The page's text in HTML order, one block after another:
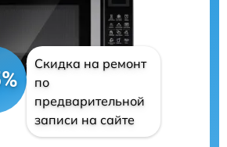
Скидка на ремонт
по
предварительной
записи на сайте